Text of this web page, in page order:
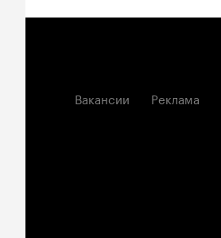
Вакансии Реклама